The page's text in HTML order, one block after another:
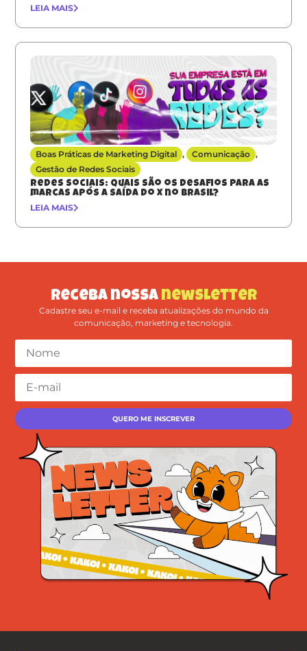
LEIA MAIS
Boas Práticas de Marketing Digital , Comunicação ,
Gestão de Redes Sociais
Redes sociais: quais são os desafios para as
marcas após a saída do X no Brasil?
LEIA MAIS
Receba nossa newsletter
Cadastre seu e-mail e receba atualizações do mundo da
comunicação, marketing e tecnologia.